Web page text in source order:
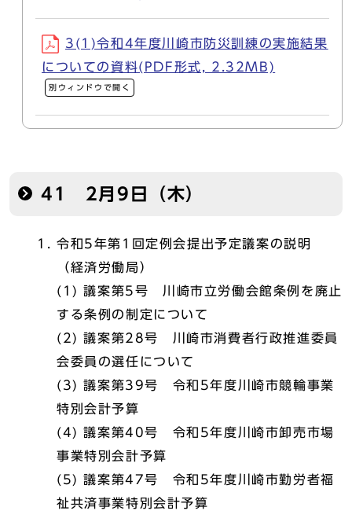
3(1)令和4年度川崎市防災訓練の実施結果
についての資料(PDF形式, 2.32MB)
別ウィンドウで開く
41 2月9日（木）
令和5年第1回定例会提出予定議案の説明
（経済労働局）
(1) 議案第5号 川崎市立労働会館条例を廃止
する条例の制定について
(2) 議案第28号 川崎市消費者行政推進委員
会委員の選任について
(3) 議案第39号 令和5年度川崎市競輪事業
特別会計予算
(4) 議案第40号 令和5年度川崎市卸売市場
事業特別会計予算
(5) 議案第47号 令和5年度川崎市勤労者福
祉共済事業特別会計予算